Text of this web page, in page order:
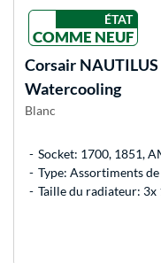
ÉTAT
COMME NEUF
Corsair
Watercooling
Blanc
Socket: 1700, 1851,
Type: Assortiments
Taille du radiateur: 3x